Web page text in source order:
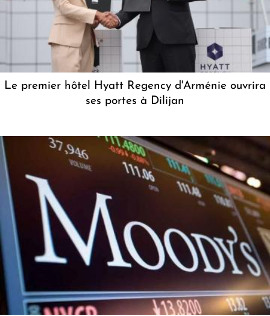
Le premier hôtel Hyatt Regency d'Arménie ouvrira
ses portes à Dilijan